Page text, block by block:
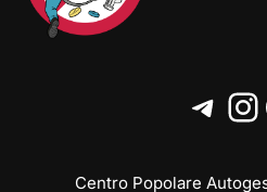
Centro Popolare